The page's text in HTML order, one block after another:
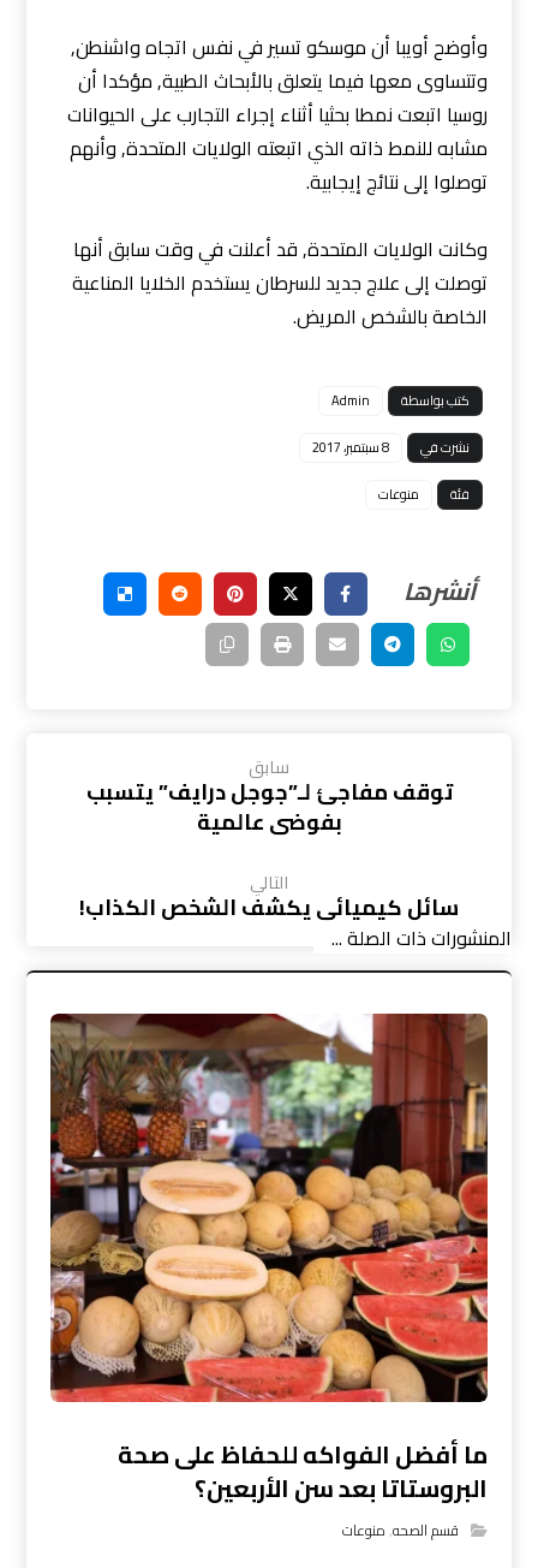
وأوضح أويبا أن موسكو تسير في نفس اتجاه واشنطن,
وتتساوى معها فيما يتعلق بالأبحاث الطبية, مؤكدا أن
روسيا اتبعت نمطا بحثيا أثناء إجراء التجارب على الحيوانات
مشابه للنمط ذاته الذي اتبعته الولايات المتحدة, وأنهم
توصلوا إلى نتائج إيجابية.
وكانت الولايات المتحدة, قد أعلنت في وقت سابق أنها
توصلت إلى علاج جديد للسرطان يستخدم الخلايا المناعية
الخاصة بالشخص المريض.
كتب بواسطة
Admin
نشرت في
8 سبتمبر، 2017
فئة
منوعات
سابق
توقف مفاجئ لـ”جوجل درايف” يتسبب
بفوضى عالمية
التالي
سائل كيميائي يكشف الشخص الكذاب!
المنشورات ذات الصلة ...
ما أفضل الفواكه للحفاظ على صحة
البروستاتا بعد سن الأربعين؟
قسم الصحه,منوعات